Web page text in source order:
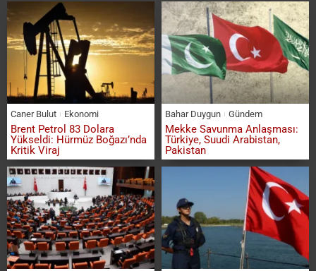
Caner Bulut Ekonomi
Brent Petrol 83 Dolara
Yükseldi: Hürmüz Boğazı’nda
Kritik Viraj
Bahar Duygun Gündem
Mekke Savunma Anlaşması:
Türkiye, Suudi Arabistan,
Pakistan